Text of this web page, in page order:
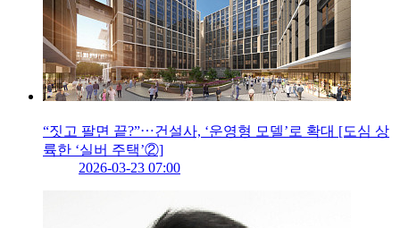
“짓고 팔면 끝?”⋯건설사, ‘운영형 모델’로 확대 [도심 상
륙한 ‘실버 주택’②]
2026-03-23 07:00